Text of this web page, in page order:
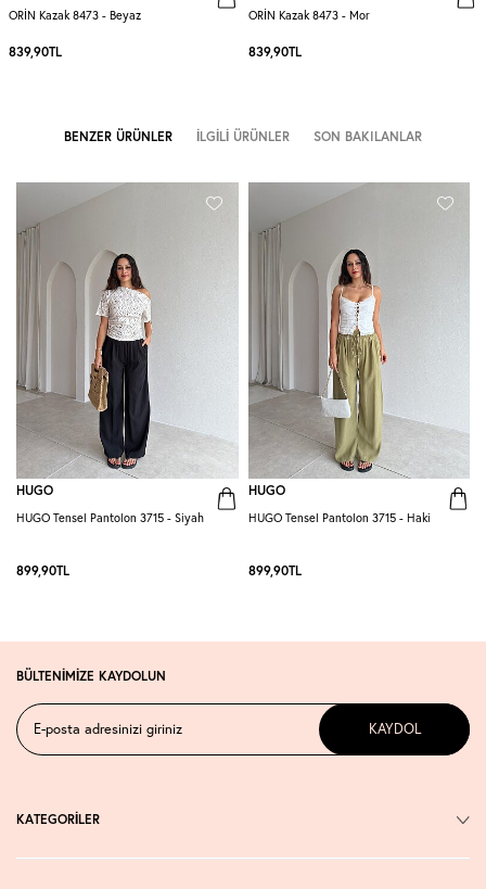
ORİN Kazak 8473 - Beyaz
839,90TL
ORİN Kazak 8473 - Mor
839,90TL
BENZER ÜRÜNLER İLGILI ÜRÜNLER SON BAKILANLAR
HUGO
HUGO Tensel Pantolon 3715 - Siyah
899,90TL
HUGO
HUGO Tensel Pantolon 3715 - Haki
899,90TL
BÜLTENİMİZE KAYDOLUN
KAYDOL
KATEGORİLER